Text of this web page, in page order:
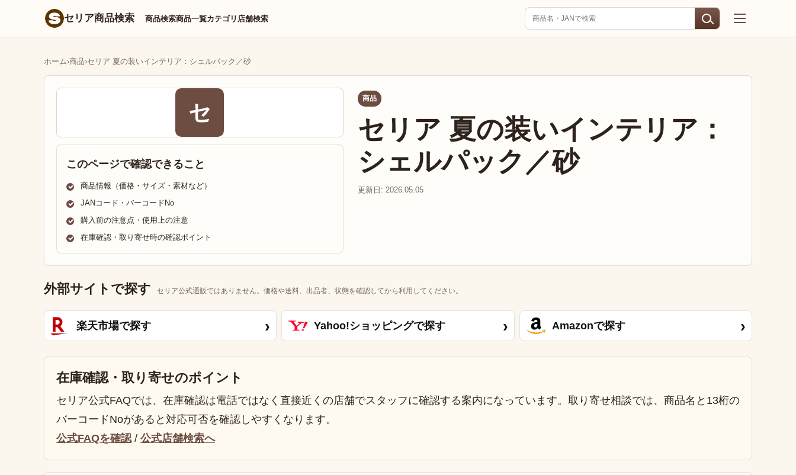
セリア商品検索 商品検索商品一覧カテゴリ 店舗検索
ホーム›商品›セリア 夏の装いインテリア：シェルパック／砂
セ
このページで確認できること
商品情報（価格・サイズ・素材など）
JANコード・バーコードNo
購入前の注意点・使用上の注意
在庫確認・取り寄せ時の確認ポイント
商品
セリア 夏の装いインテリア：
シェルパック／砂
更新日: 2026.05.05
外部サイトで探す セリア公式通販ではありません。価格や送料、出品者、状態を確認してから利用してください。
楽天市場で探す › Yahoo!ショッピングで探す › Amazonで探す ›
在庫確認・取り寄せのポイント
セリア公式FAQでは、在庫確認は電話ではなく直接近くの店舗でスタッフに確認する案内になっています。取り寄せ相談では、商品名と13桁の
バーコードNoがあると対応可否を確認しやすくなります。
公式FAQを確認/ 公式店舗検索へ